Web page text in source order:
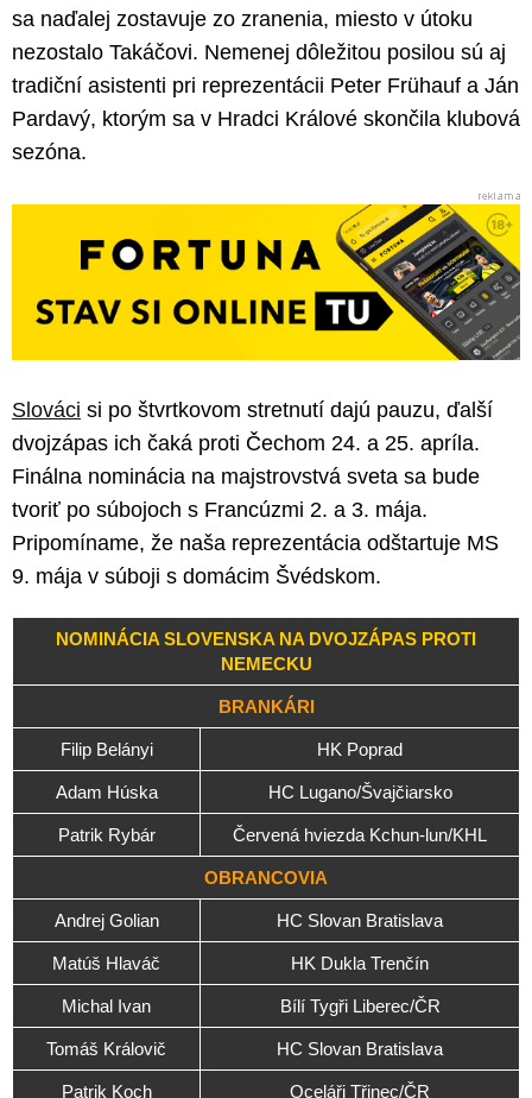
sa naďalej zostavuje zo zranenia, miesto v útoku
nezostalo Takáčovi. Nemenej dôležitou posilou sú aj
tradiční asistenti pri reprezentácii Peter Frühauf a Ján
Pardavý, ktorým sa v Hradci Králové skončila klubová
sezóna.
Slováci si po štvrtkovom stretnutí dajú pauzu, ďalší
dvojzápas ich čaká proti Čechom 24. a 25. apríla.
Finálna nominácia na majstrovstvá sveta sa bude
tvoriť po súbojoch s Francúzmi 2. a 3. mája.
Pripomíname, že naša reprezentácia odštartuje MS
9. mája v súboji s domácim Švédskom.
NOMINÁCIA SLOVENSKA NA DVOJZÁPAS PROTI
NEMECKU
BRANKÁRI
Filip Belányi HK Poprad
Adam Húska HC Lugano/Švajčiarsko
Patrik Rybár Červená hviezda Kchun-lun/KHL
OBRANCOVIA
Andrej Golian HC Slovan Bratislava
Matúš Hlaváč HK Dukla Trenčín
Michal Ivan Bílí Tygři Liberec/ČR
Tomáš Královič HC Slovan Bratislava
Patrik Koch Oceláři Třinec/ČR